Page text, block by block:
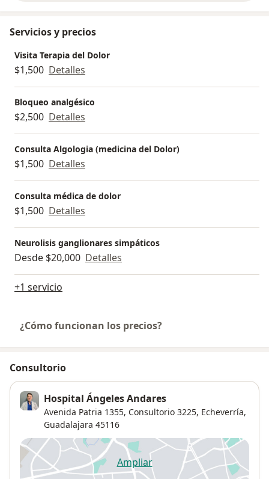
Servicios y precios
Visita Terapia del Dolor
$1,500 Detalles
Bloqueo analgésico
$2,500 Detalles
Consulta Algologia (medicina del Dolor)
$1,500 Detalles
Consulta médica de dolor
$1,500 Detalles
Neurolisis ganglionares simpáticos
Desde $20,000 Detalles
+1 servicio
¿Cómo funcionan los precios?
Consultorio
Hospital Ángeles Andares
Avenida Patria 1355, Consultorio 3225, Echeverría,
Guadalajara 45116
Ampliarse abre en una nueva